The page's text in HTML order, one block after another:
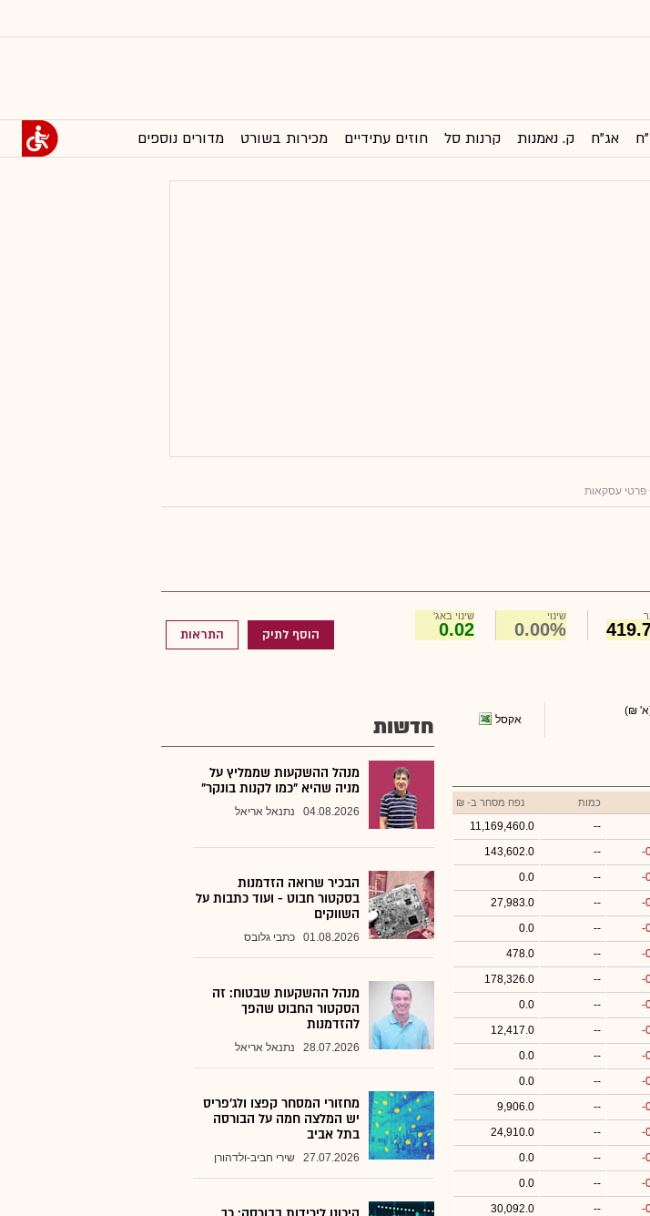
אג"ח ק. נאמנות קרנות סל חוזים עתידיים מכירות בשורט מדורים נוספים
פרטי עסקאות
שינוי
0.00%
שינוי באג'
0.02 הוסף לתיק התראות
₪)
אקסל
כמות נפח מסחר ב- ₪
--
11,169,460.0
-
--
143,602.0
-
--
0.0
-
--
27,983.0
-
--
0.0
-
--
478.0
-
--
178,326.0
-
--
0.0
-
--
12,417.0
-
--
0.0
-
--
0.0
-
--
9,906.0
-
--
24,910.0
-
--
0.0
-
--
0.0
-
--
30,092.0
חדשות
מנהל ההשקעות שממליץ על
מניה שהיא "כמו לקנות בונקר"
04.08.2026 נתנאל אריאל
הבכיר שרואה הזדמנות
בסקטור חבוט - ועוד כתבות על
השווקים
01.08.2026 כתבי גלובס
מנהל ההשקעות שבטוח: זה
הסקטור החבוט שהפך
להזדמנות
28.07.2026 נתנאל אריאל
מחזורי המסחר קפצו ולג'פריס
יש המלצה חמה על הבורסה
בתל אביב
27.07.2026 שירי חביב-ולדהורן